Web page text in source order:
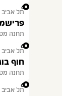
61
תל אביב
תחנה מס׳
62
תל אביב
חוף
תחנה מס׳
63
תל אביב